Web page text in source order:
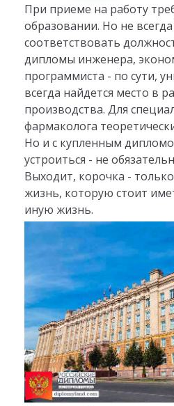
При приеме на работу
образовании. Но не
соответствовать
дипломы инженера,
программиста - по сути,
всегда найдется место в
производства. Для
фармаколога
Но и с купленным
устроиться - не
Выходит, корочка -
жизнь, которую стоит
иную жизнь.